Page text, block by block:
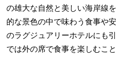
の雄大な自然と美しい海岸線
的な景色の中で味わう食事や
のラグジュアリーホテルにも
では外の席で食事を楽しむこ